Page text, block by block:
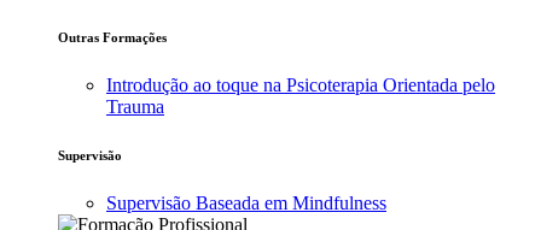
Outras Formações
Introdução ao toque na Psicoterapia Orientada pelo
Trauma
Supervisão
Supervisão Baseada em Mindfulness